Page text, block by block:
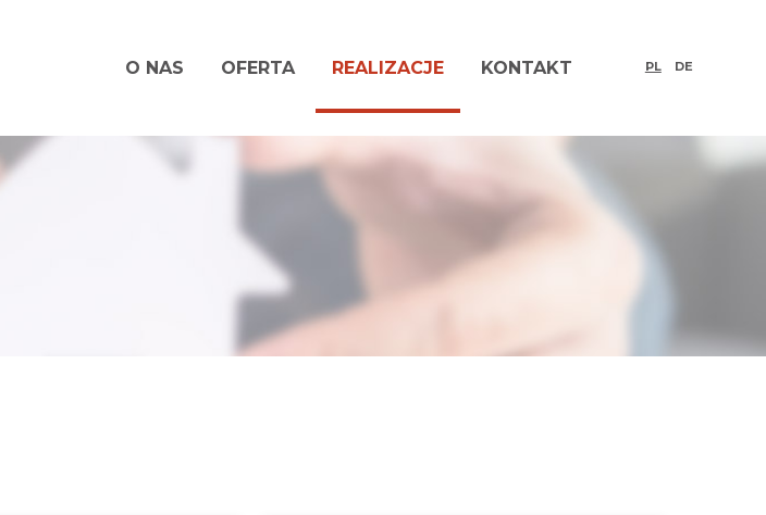
PL DE
O NAS OFERTA REALIZACJE KONTAKT